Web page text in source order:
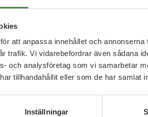
att anpassa innehållet och
trafik. Vi vidarebefordrar även sådana
och analysföretag som vi samarbetar
tillhandahållit eller som de har samlat
Inställningar
tvinga in Värmland i en region
igen.